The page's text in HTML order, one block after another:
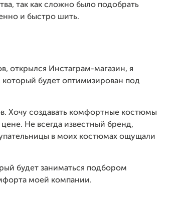
так как сложно было подобрать
и быстро шить.
открылся Инстаграм-магазин, я
будет оптимизирован под
Хочу создавать комфортные костюмы
Не всегда известный бренд,
в моих костюмах ощущали
будет заниматься подбором
моей компании.